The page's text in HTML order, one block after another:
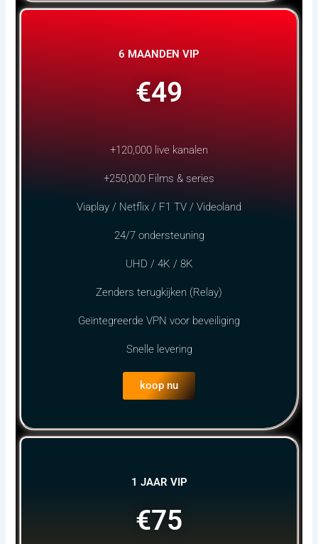
6 MAANDEN VIP
€49
+120,000 live kanalen
+250,000 Films & series
Viaplay / Netflix / F1 TV / Videoland
24/7 ondersteuning
UHD / 4K / 8K
Zenders terugkijken (Relay)
Geïntegreerde VPN voor beveiliging
Snelle levering
koop nu
1 JAAR VIP
€75